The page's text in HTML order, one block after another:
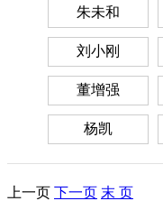
朱未和
刘小刚
董增强
杨凯
上一页 下一页 末 页